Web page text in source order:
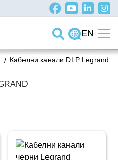
EN
/ Кабелни канали DLP Legrand